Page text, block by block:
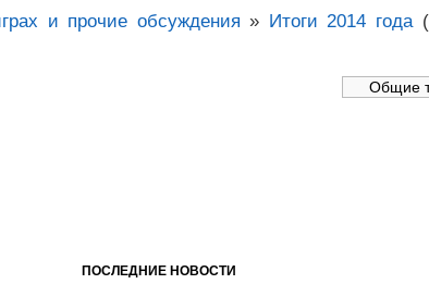
и прочие обсуждения » Итоги 2014 года
ПОСЛЕДНИЕ НОВОСТИ